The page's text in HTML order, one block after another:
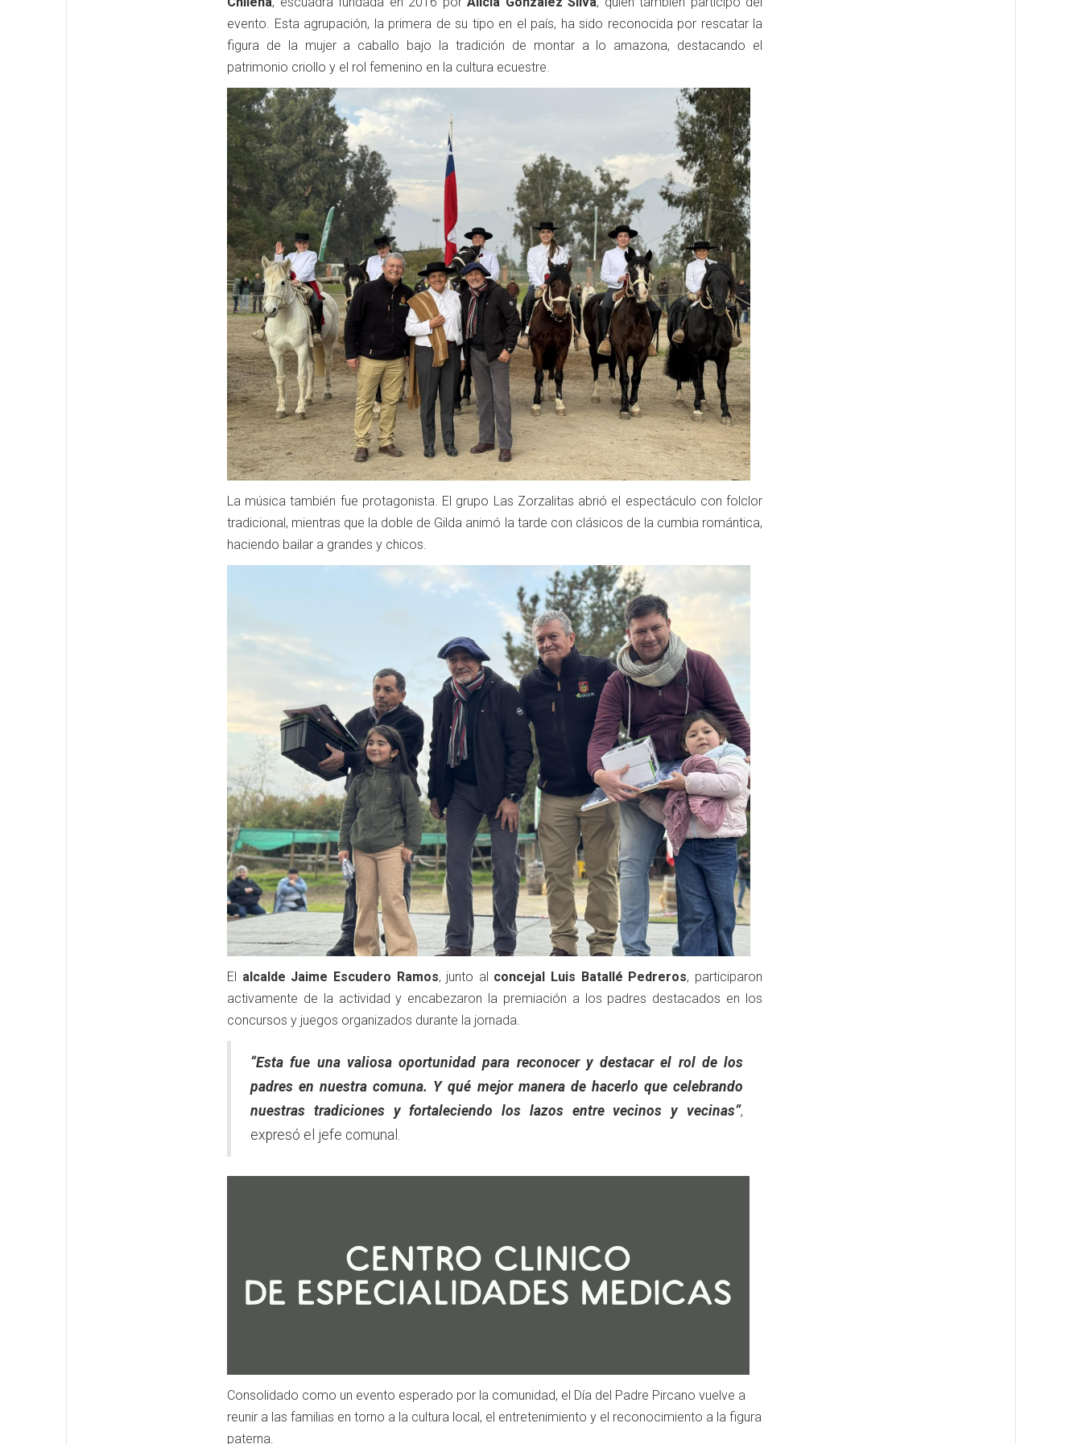
evento. Esta agrupación, la primera de su tipo en el país, ha sido reconocida por rescatar la
figura de la mujer a caballo bajo la tradición de montar a lo amazona, destacando el
patrimonio criollo y el rol femenino en la cultura ecuestre.
La música también fue protagonista. El grupo Las Zorzalitas abrió el espectáculo con folclor
tradicional, mientras que la doble de Gilda animó la tarde con clásicos de la cumbia romántica,
haciendo bailar a grandes y chicos.
El alcalde Jaime Escudero Ramos, junto al concejal Luis Batallé Pedreros, participaron
activamente de la actividad y encabezaron la premiación a los padres destacados en los
concursos y juegos organizados durante la jornada.
“Esta fue una valiosa oportunidad para reconocer y destacar el rol de los
padres en nuestra comuna. Y qué mejor manera de hacerlo que celebrando
nuestras tradiciones y fortaleciendo los lazos entre vecinos y vecinas”,
expresó el jefe comunal.
Consolidado como un evento esperado por la comunidad, el Día del Padre Pircano vuelve a
reunir a las familias en torno a la cultura local, el entretenimiento y el reconocimiento a la figura
paterna.